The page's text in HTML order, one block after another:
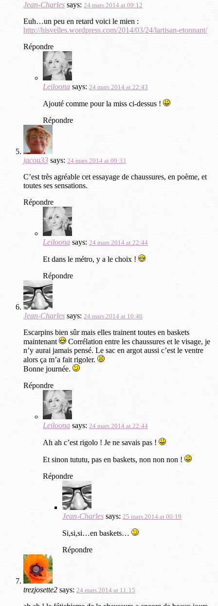
Jean-Charles says: 24 mars 2014 at 09:12
Euh…un peu en retard voici le mien :
http://hisvelles.wordpress.com/2014/03/24/lartisan-etonnant/
Répondre
Leiloona says: 24 mars 2014 at 22:43
Ajouté comme pour la miss ci-dessus !
Répondre
jacou33 says: 24 mars 2014 at 09:33
C’est très agréable cet essayage de chaussures, en poème, et
toutes ses sensations.
Répondre
Leiloona says: 24 mars 2014 at 22:44
Et dans le métro, y a le choix !
Répondre
Jean-Charles says: 24 mars 2014 at 10:46
Escarpins bien sûr mais elles trainent toutes en baskets
maintenant
Corrélation entre les chaussures et le visage, je
n’y aurai jamais pensé. Le sac en argot aussi c’est le ventre
alors ça m’a fait rigoler.
Bonne journée.
Répondre
Leiloona says: 24 mars 2014 at 22:44
Ah ah c’est rigolo ! Je ne savais pas !
Et sinon tututu, pas en baskets, non non non !
Répondre
Jean-Charles says: 25 mars 2014 at 00:19
Si,si,si…en baskets…
Répondre
trezjosette2 says: 24 mars 2014 at 11:15